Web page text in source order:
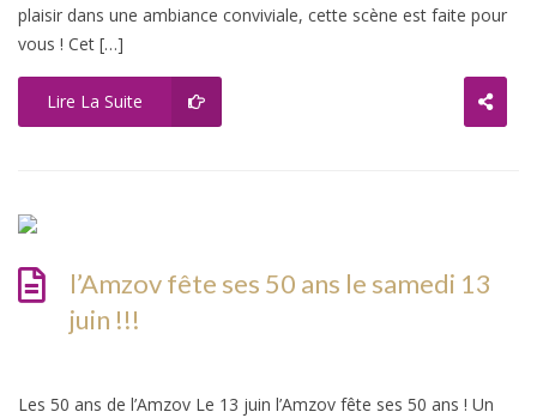
plaisir dans une ambiance conviviale, cette scène est faite pour
vous ! Cet […]
Lire La Suite
l’Amzov fête ses 50 ans le samedi 13
juin !!!
Les 50 ans de l’Amzov Le 13 juin l’Amzov fête ses 50 ans ! Un